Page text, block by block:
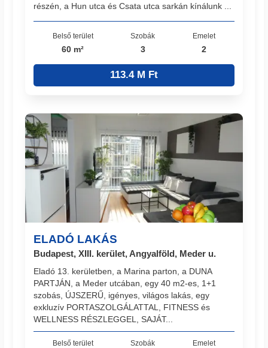
részén, a Hun utca és Csata utca sarkán kínálunk ...
Belső terület
60 m²
Szobák
3
Emelet
2
113.4 M Ft
ELADÓ LAKÁS
Budapest, XIII. kerület, Angyalföld, Meder u.
Eladó 13. kerületben, a Marina parton, a DUNA
PARTJÁN, a Meder utcában, egy 40 m2-es, 1+1
szobás, ÚJSZERŰ, igényes, világos lakás, egy
exkluzív PORTASZOLGÁLATTAL, FITNESS és
WELLNESS RÉSZLEGGEL, SAJÁT...
Belső terület Szobák Emelet